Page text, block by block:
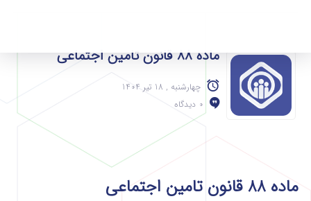
ماده 88 قانون تامین اجتماعی
چهارشنبه , 18 تیر 1404
0 دیدگاه
ماده 88 قانون تامین اجتماعی